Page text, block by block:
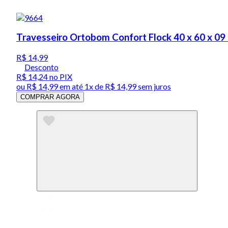
Travesseiro Ortobom Confort Flock 40 x 60 x 09
R$ 14,99
Desconto
R$ 14,24no PIX
ou R$ 14,99em até 1x de R$ 14,99sem juros
COMPRAR AGORA